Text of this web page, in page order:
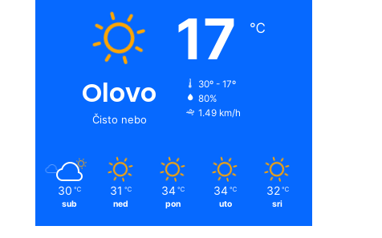
Olovo
Čisto nebo
17 ℃
30º - 17º
80%
1.49 km/h
30 ℃
sub
31 ℃
ned
34 ℃
pon
34 ℃
uto
32 ℃
sri